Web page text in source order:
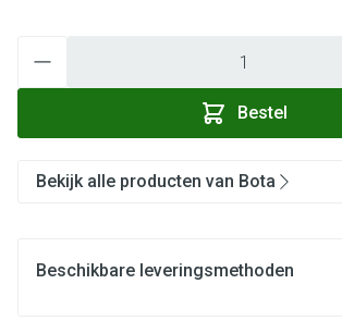
Bestel
Bekijk alle producten van Bota
Beschikbare leveringsmethoden